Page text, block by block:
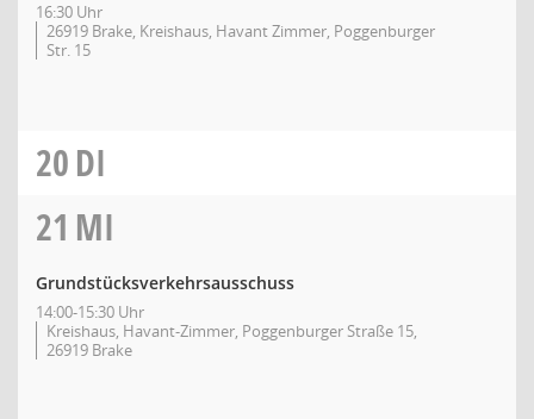
16:30 Uhr
26919 Brake, Kreishaus, Havant Zimmer, Poggenburger
Str. 15
20DI
21 MI
Grundstücksverkehrsausschuss
14:00-15:30 Uhr
Kreishaus, Havant-Zimmer, Poggenburger Straße 15,
26919 Brake